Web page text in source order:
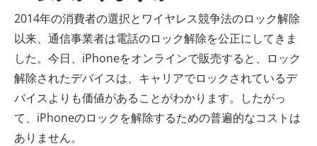
2014年の消費者の選択とワイヤレス競争法のロック解除
以来、通信事業者は電話のロック解除を公正にしてきま
した。今日、iPhoneをオンラインで販売すると、ロック
解除されたデバイスは、キャリアでロックされているデ
バイスよりも価値があることがわかります。したがっ
て、iPhoneのロックを解除するための普遍的なコストは
ありません。